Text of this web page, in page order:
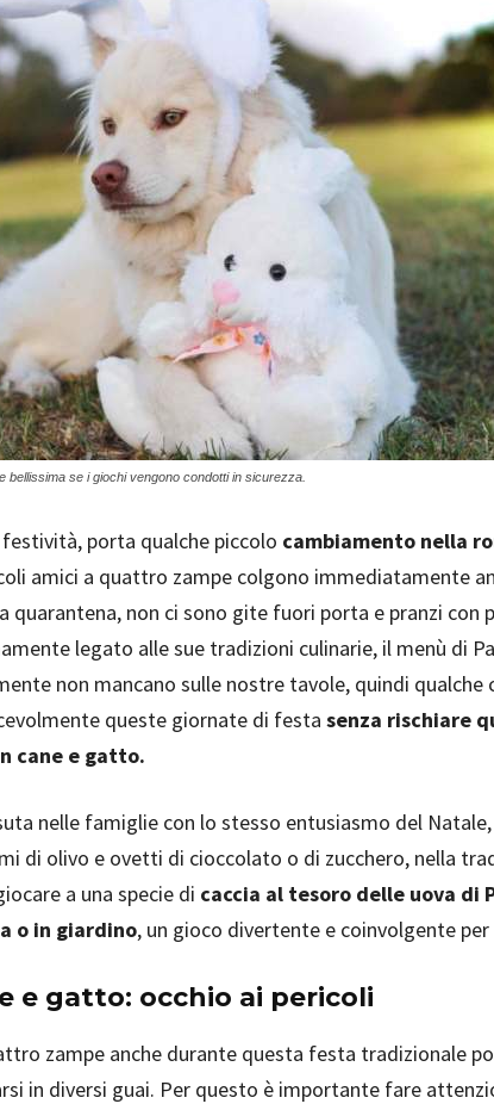
se i giochi vengono condotti in sicurezza.
porta qualche piccolo cambiamento nella
amici a quattro zampe colgono immediatamente
quarantena, non ci sono gite fuori porta e pranzi con
legato alle sue tradizioni culinarie, il menù di
non mancano sulle nostre tavole, quindi qualche
queste giornate di festa senza rischiare
cane e gatto.
nelle famiglie con lo stesso entusiasmo del
di olivo e ovetti di cioccolato o di zucchero, nella
a una specie di caccia al tesoro delle uova di
o in giardino, un gioco divertente e coinvolgente per
e gatto: occhio ai pericoli
zampe anche durante questa festa tradizionale
in diversi guai. Per questo è importante fare